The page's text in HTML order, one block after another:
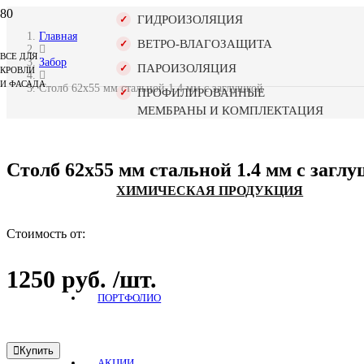
ВСЕ ДЛЯ
КРОВЛИ
И ФАСАДА
ГИДРОИЗОЛЯЦИЯ
ВЕТРО-ВЛАГОЗАЩИТА
ПАРОИЗОЛЯЦИЯ
ПРОФИЛИРОВАННЫЕ
МЕМБРАНЫ И КОМПЛЕКТАЦИЯ
ХИМИЧЕСКАЯ ПРОДУКЦИЯ
ПОРТФОЛИО
Главная
Забор
Столб 62х55 мм стальной 1.4 мм с заглушкой
Столб 62х55 мм стальной 1.4 мм с
Стоимость от:
1250 руб. /шт.
Купить